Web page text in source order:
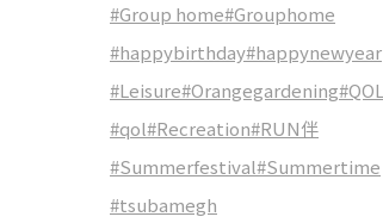
#Group home#Grouphome
#happybirthday#happynewyear
#Leisure#Orangegardening#QOL
#qol#Recreation#RUN伴
#Summerfestival#Summertime
#tsubamegh